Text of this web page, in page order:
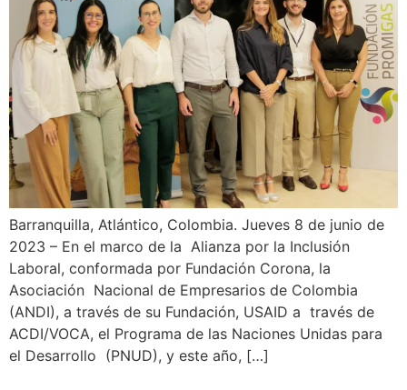
Barranquilla, Atlántico, Colombia. Jueves 8 de junio de
2023 – En el marco de la Alianza por la Inclusión
Laboral, conformada por Fundación Corona, la
Asociación Nacional de Empresarios de Colombia
(ANDI), a través de su Fundación, USAID a través de
ACDI/VOCA, el Programa de las Naciones Unidas para
el Desarrollo (PNUD), y este año, […]